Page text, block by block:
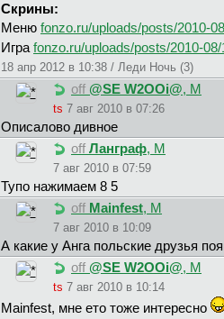
Скрины:
Меню fonzo.ru/uploads/posts/2010-
Играfonzo.ru/uploads/posts/2010-
18 апр 2012 в 10:38 / Леди Ночь (3)
off @SE W2OOi@, М
ts 7 авг 2010 в 07:26
Описалово дивное
off Лaнгpaф, М
7 авг 2010 в 07:59
Тупо нaжимaeм 8 5
off Mainfest, М
7 авг 2010 в 10:09
А какие у Анга польские друзья
off @SE W2OOi@, М
ts 7 авг 2010 в 10:14
Mainfest, мне ето тоже интересно